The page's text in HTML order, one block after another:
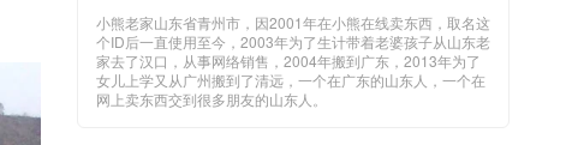
小熊老家山东省青州市，因2001年在小熊在线卖东西，取名这
个ID后一直使用至今，2003年为了生计带着老婆孩子从山东老
家去了汉口，从事网络销售，2004年搬到广东，2013年为了
女儿上学又从广州搬到了清远，一个在广东的山东人，一个在
网上卖东西交到很多朋友的山东人。